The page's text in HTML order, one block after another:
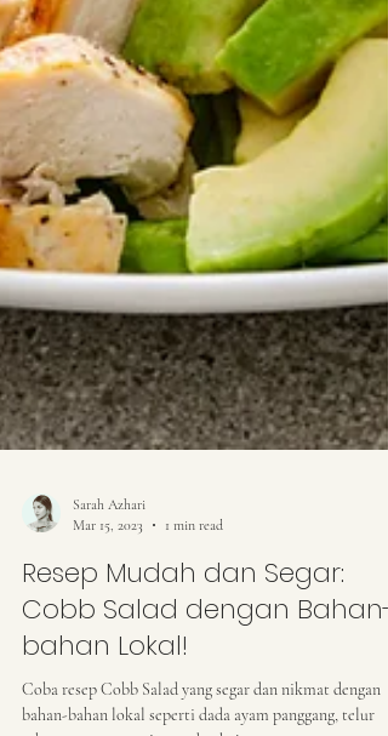
Mar 15, 2023
1 min read
Resep Mudah dan Segar: